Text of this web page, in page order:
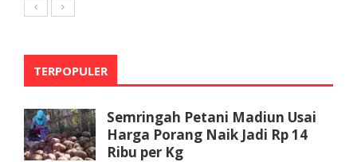
TERPOPULER
Semringah Petani Madiun Usai
Harga Porang Naik Jadi Rp 14
Ribu per Kg